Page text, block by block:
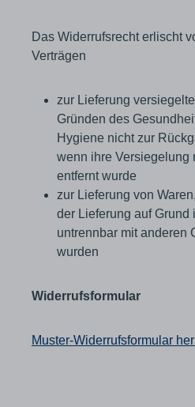
Das Widerrufsrecht erlischt
Verträgen
zur Lieferung
Gründen des
Hygiene nicht zur
wenn ihre Versiegelung
entfernt wurde
zur Lieferung von
der Lieferung auf Grund
untrennbar mit anderen
wurden
Widerrufsformular
Muster-Widerrufsformular